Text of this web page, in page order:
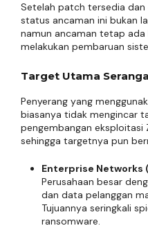
Setelah patch tersedia dan
status ancaman ini bukan
namun ancaman tetap
melakukan pembaruan
Target Utama
Penyerang yang
biasanya tidak mengincar
pengembangan eksploitasi
sehingga targetnya pun
Enterprise Networks
Perusahaan besar
dan data pelanggan
Tujuannya seringkali
ransomware.